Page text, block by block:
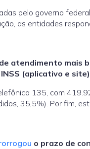
pelo governo
as entidades
atendimento
(aplicativo e
135, com
35,5%). Por fim,
o prazo de